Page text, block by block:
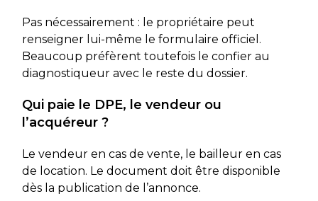
Pas nécessairement : le propriétaire peut
renseigner lui-même le formulaire officiel.
Beaucoup préfèrent toutefois le confier au
diagnostiqueur avec le reste du dossier.
Qui paie le DPE, le vendeur ou
l’acquéreur ?
Le vendeur en cas de vente, le bailleur en cas
de location. Le document doit être disponible
dès la publication de l’annonce.